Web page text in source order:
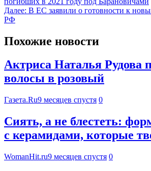
Далее: В ЕС заявили о готовности к
РФ
Похожие новости
Актриса Наталья Рудова
волосы в розовый
Газета.Ru9 месяцев спустя 0
Сиять, а не блестеть:
с керамидами, которые
WomanHit.ru9 месяцев спустя 0